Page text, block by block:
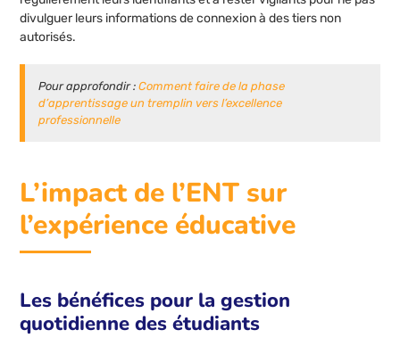
divulguer leurs informations de connexion à des tiers non
autorisés.
Pour approfondir :Comment faire de la phase
d’apprentissage un tremplin vers l’excellence
professionnelle
L’impact de l’ENT sur
l’expérience éducative
Les bénéfices pour la gestion
quotidienne des étudiants